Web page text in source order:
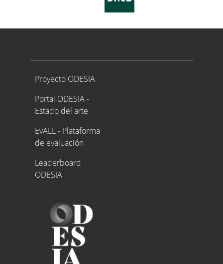
Proyecto ODESIA
Proyecto ODESIA
Portal ODESIA -
Estado del arte
EvALL - Plataforma
de evaluación
Leaderboard
ODESIA